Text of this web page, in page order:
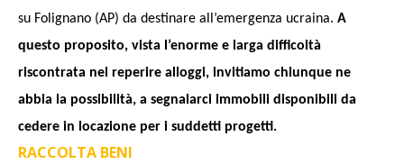
su Folignano (AP) da destinare all’emergenza ucraina. A
questo proposito, vista l’enorme e larga difficoltà
riscontrata nel reperire alloggi, invitiamo chiunque ne
abbia la possibilità, a segnalarci immobili disponibili da
cedere in locazione per i suddetti progetti.
RACCOLTA BENI